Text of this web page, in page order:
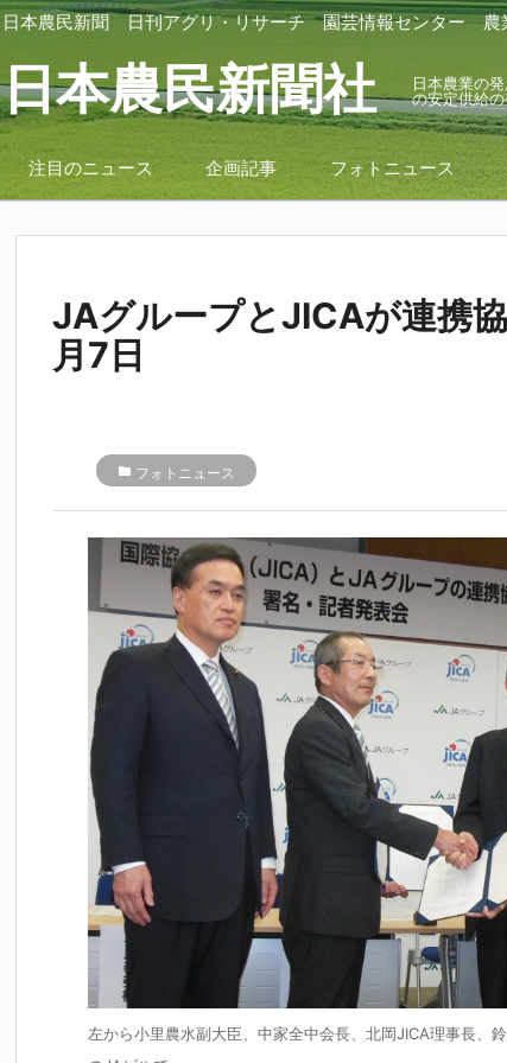
日本農民新聞 日刊アグリ・リサーチ 園芸情報センター 農
日本農民新聞社
日本農業の
の安定供給の
注目のニュース 企画記事 フォトニュース
JAグループとJICAが連携
月7日
folder フォトニュース
左から小里農水副大臣、中家全中会長、北岡JICA理事長、